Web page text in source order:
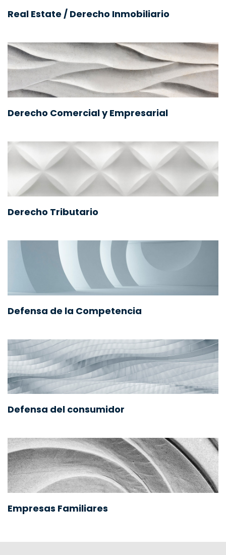
Real Estate / Derecho Inmobiliario
Derecho Comercial y Empresarial
Derecho Tributario
Defensa de la Competencia
Defensa del consumidor
Empresas Familiares